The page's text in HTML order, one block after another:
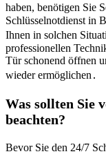
haben, benötigen Sie
Schlüsselnotdienst in
Ihnen in solchen
professionellen
Tür schonend öffnen
wieder ermöglichen․
Was sollten Sie
beachten?​
Bevor Sie den 24/7